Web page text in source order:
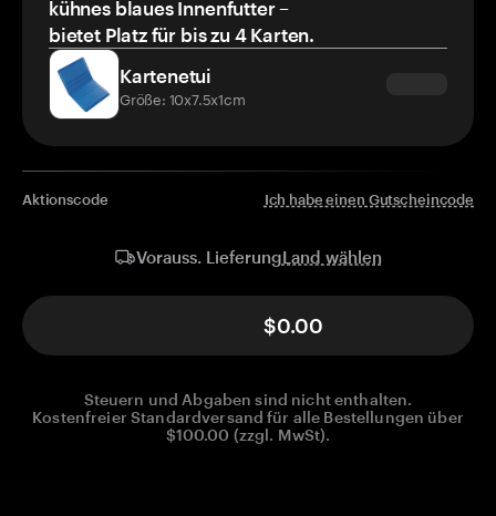
kühnes blaues Innenfutter –
bietet Platz für bis zu 4 Karten.
Kartenetui
Größe: 10x7.5x1cm
Aktionscode Ich habe einen Gutscheincode
Vorauss. LieferungLand wählen
$0.00
Steuern und Abgaben sind nicht enthalten.
Kostenfreier Standardversand für alle Bestellungen über
$100.00 (zzgl. MwSt).